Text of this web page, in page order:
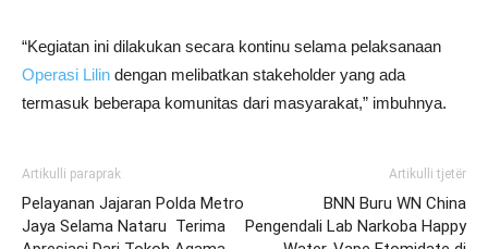
“Kegiatan ini dilakukan secara kontinu selama pelaksanaan
Operasi Lilin dengan melibatkan stakeholder yang ada
termasuk beberapa komunitas dari masyarakat,” imbuhnya.
Artikulli paraprak
Pelayanan Jajaran Polda Metro
Jaya Selama Nataru Terima
Artikulli tjetër
BNN Buru WN China
Pengendali Lab Narkoba Happy